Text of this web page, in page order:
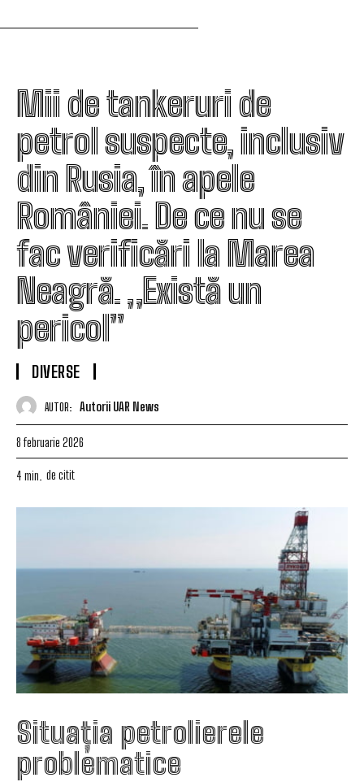
Mii de tankeruri de
petrol suspecte, inclusiv
din Rusia, în apele
României. De ce nu se
fac verificări la Marea
Neagră. „Există un
pericol”
DIVERSE
AUTOR: Autorii UAR News
8 februarie 2026
4 min. de citit
Situația petrolierele
problematice